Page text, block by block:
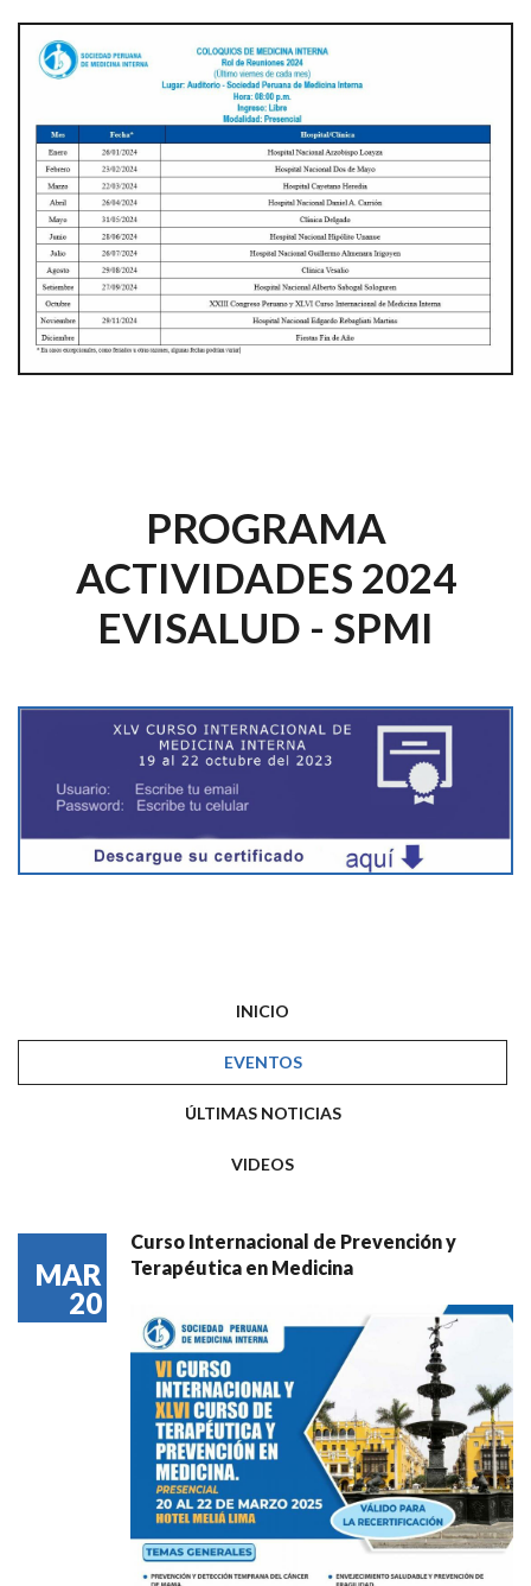
PROGRAMA
ACTIVIDADES 2024
EVISALUD - SPMI
INICIO
EVENTOS
ÚLTIMAS NOTICIAS
VIDEOS
MAR
20
Curso Internacional de Prevención y
Terapéutica en Medicina